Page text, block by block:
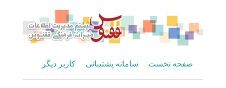
صفحه نخست سامانه پشتیبانی کاربر دیگر